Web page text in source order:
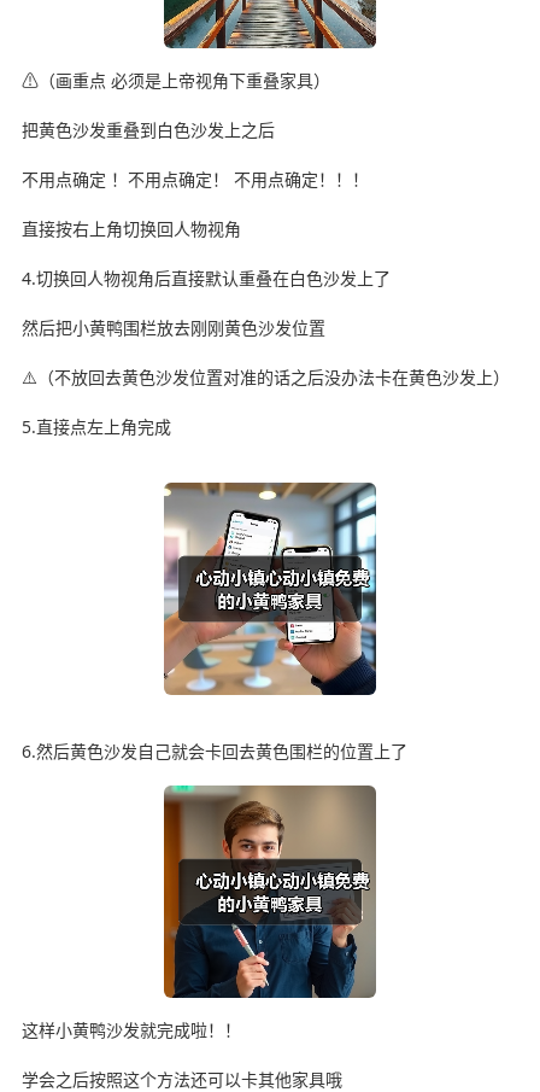
⚠（️画重点 必须是上帝视角下重叠家具）
把黄色沙发重叠到白色沙发上之后
不用点确定 ！不用点确定！ 不用点确定！！！
直接按右上角切换回人物视角
4.切换回人物视角后直接默认重叠在白色沙发上了
然后把小黄鸭围栏放去刚刚黄色沙发位置
⚠️（不放回去黄色沙发位置对准的话之后没办法卡在黄色沙发上）
5.直接点左上角完成
6.然后黄色沙发自己就会卡回去黄色围栏的位置上了
这样小黄鸭沙发就完成啦！！
学会之后按照这个方法还可以卡其他家具哦